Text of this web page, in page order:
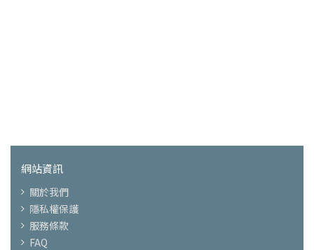
網站資訊
關於我們
隱私權保護
服務條款
FAQ